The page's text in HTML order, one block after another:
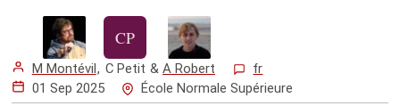
M Montévil, C Petit &A Robert
fr
01 Sep 2025
École Normale Supérieure